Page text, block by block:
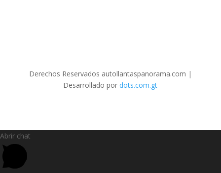
Derechos Reservados autollantaspanorama.com |
Desarrollado pordots.com.gt
Abrir chat